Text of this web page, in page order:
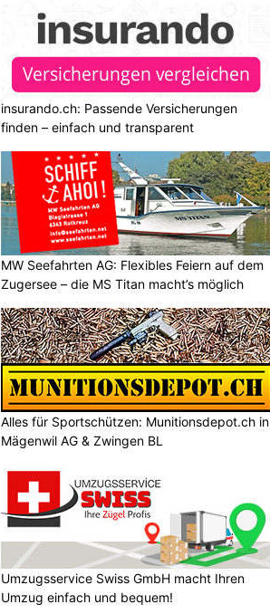
insurando.ch: Passende Versicherungen
finden – einfach und transparent
MW Seefahrten AG: Flexibles Feiern auf dem
Zugersee – die MS Titan macht’s möglich
Alles für Sportschützen: Munitionsdepot.ch in
Mägenwil AG & Zwingen BL
Umzugsservice Swiss GmbH macht Ihren
Umzug einfach und bequem!